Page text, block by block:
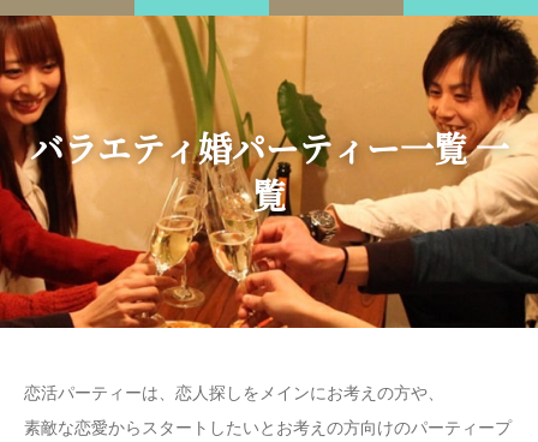
バラエティ婚パーティー一覧 一
覧
恋活パーティーは、恋人探しをメインにお考えの方や、
素敵な恋愛からスタートしたいとお考えの方向けのパーティープ